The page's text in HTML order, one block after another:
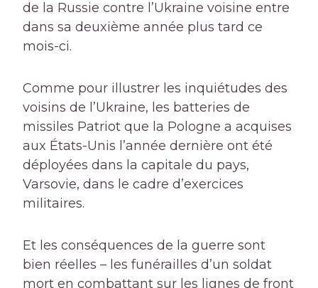
de la Russie contre l’Ukraine voisine entre
dans sa deuxième année plus tard ce
mois-ci.
Comme pour illustrer les inquiétudes des
voisins de l’Ukraine, les batteries de
missiles Patriot que la Pologne a acquises
aux États-Unis l’année dernière ont été
déployées dans la capitale du pays,
Varsovie, dans le cadre d’exercices
militaires.
Et les conséquences de la guerre sont
bien réelles – les funérailles d’un soldat
mort en combattant sur les lignes de front